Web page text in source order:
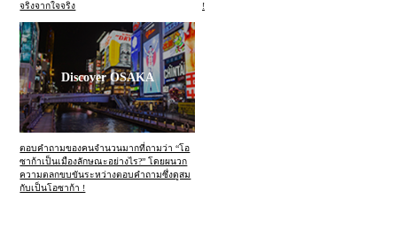
จริงจากใจจริง
!
Discover OSAKA
ตอบคำถามของคนจำนวนมากที่ถามว่า “โอ
ซาก้าเป็นเมืองลักษณะอย่างไร?” โดยผนวก
ความตลกขบขันระหว่างตอบคำถามซึ่งดูสม
กับเป็นโอซาก้า !